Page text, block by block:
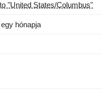
"United States/Columbus"
hónapja